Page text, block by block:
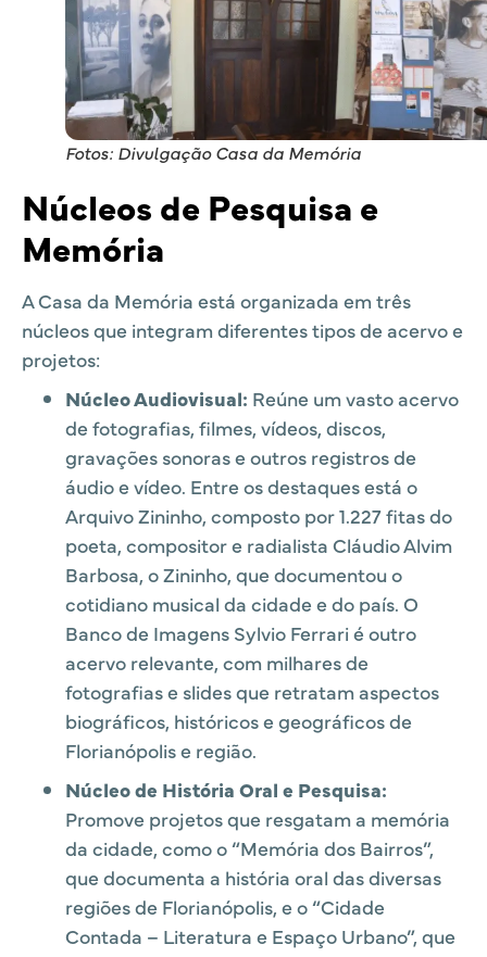
Fotos: Divulgação Casa da Memória
Núcleos de Pesquisa e
Memória
A Casa da Memória está organizada em três
núcleos que integram diferentes tipos de acervo e
projetos:
Núcleo Audiovisual: Reúne um vasto acervo
de fotografias, filmes, vídeos, discos,
gravações sonoras e outros registros de
áudio e vídeo. Entre os destaques está o
Arquivo Zininho, composto por 1.227 fitas do
poeta, compositor e radialista Cláudio Alvim
Barbosa, o Zininho, que documentou o
cotidiano musical da cidade e do país. O
Banco de Imagens Sylvio Ferrari é outro
acervo relevante, com milhares de
fotografias e slides que retratam aspectos
biográficos, históricos e geográficos de
Florianópolis e região.
Núcleo de História Oral e Pesquisa:
Promove projetos que resgatam a memória
da cidade, como o “Memória dos Bairros”,
que documenta a história oral das diversas
regiões de Florianópolis, e o “Cidade
Contada – Literatura e Espaço Urbano”, que